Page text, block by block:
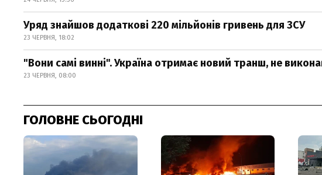
Уряд знайшов додаткові 220 мільйонів гривень для ЗСУ
23 ЧЕРВНЯ, 18:02
"Вони самі винні". Україна отримає новий транш, не
23 ЧЕРВНЯ, 08:00
ГОЛОВНЕ СЬОГОДНІ